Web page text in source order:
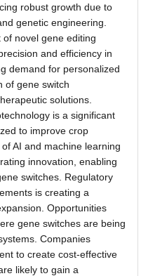
robust growth due to
genetic engineering.
novel gene editing
and efficiency in
demand for personalized
of gene switch
solutions.
is a significant
to improve crop
AI and machine learning
innovation, enabling
switches. Regulatory
is creating a
Opportunities
gene switches are being
Companies
to create cost-effective
likely to gain a